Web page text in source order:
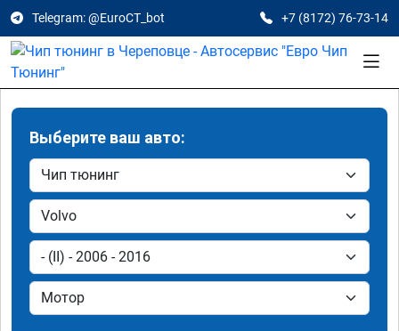
Telegram: @EuroCT_bot +7 (8172) 76-73-14
Выберите ваш авто: